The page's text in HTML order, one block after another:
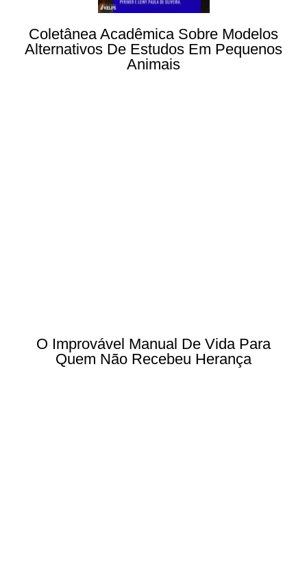
Coletânea Acadêmica Sobre Modelos
Alternativos De Estudos Em Pequenos
Animais
O Improvável Manual De Vida Para
Quem Não Recebeu Herança